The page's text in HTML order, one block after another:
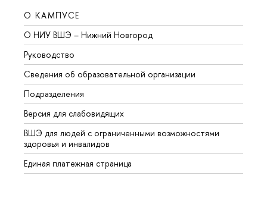
О КАМПУСЕ
О НИУ ВШЭ – Нижний Новгород
Руководство
Сведения об образовательной организации
Подразделения
Версия для слабовидящих
ВШЭ для людей с ограниченными возможностями
здоровья и инвалидов
Единая платежная страница